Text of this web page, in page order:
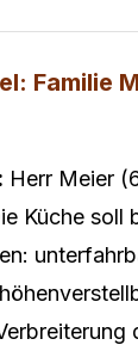
Familie
Herr Meier
Küche soll